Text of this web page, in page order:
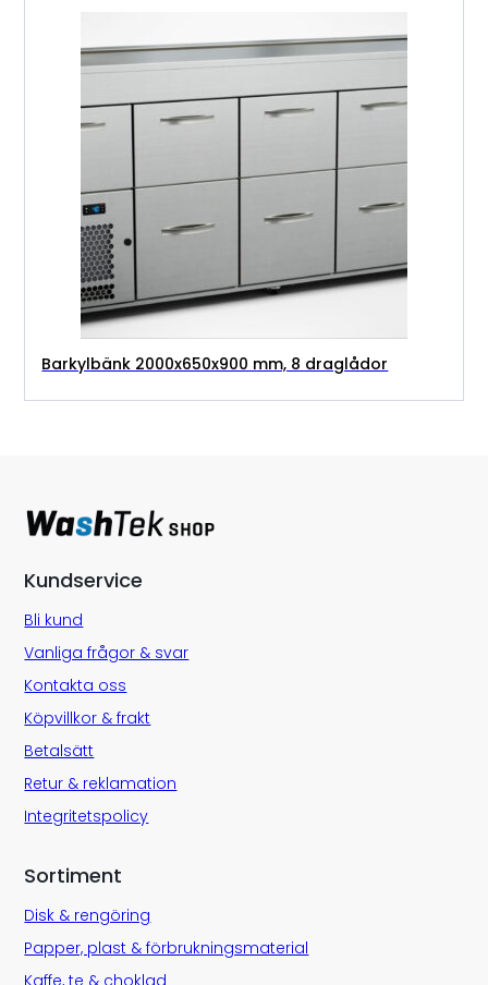
Barkylbänk 2000x650x900 mm, 8 draglådor
Kundservice
Bli kund
Vanliga frågor & svar
Kontakta oss
Köpvillkor & frakt
Betalsätt
Retur & reklamation
Integritetspolicy
Sortiment
Disk & rengöring
Papper, plast & förbrukningsmaterial
Kaffe, te & choklad